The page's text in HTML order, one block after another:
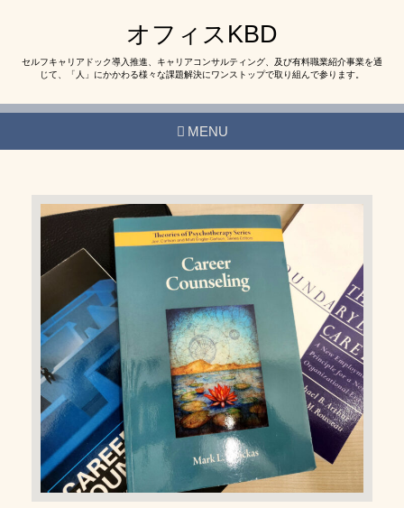
オフィスKBD
セルフキャリアドック導入推進、キャリアコンサルティング、及び有料職業紹介事業を通
じて、「人」にかかわる様々な課題解決にワンストップで取り組んで参ります。
MENU